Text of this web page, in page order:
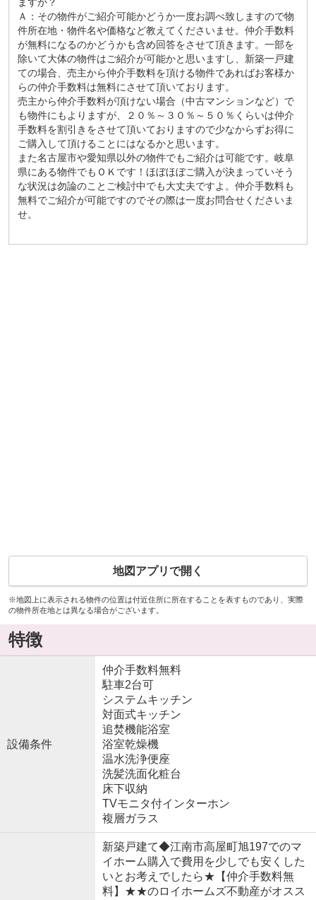
ますか？
Ａ：その物件がご紹介可能かどうか一度お調べ致しますので物
件所在地・物件名や価格など教えてくださいませ。仲介手数料
が無料になるのかどうかも含め回答をさせて頂きます。一部を
除いて大体の物件はご紹介が可能かと思いますし、新築一戸建
ての場合、売主から仲介手数料を頂ける物件であればお客様か
らの仲介手数料は無料にさせて頂いております。
売主から仲介手数料が頂けない場合（中古マンションなど）で
も物件にもよりますが、２０％～３０％～５０％くらいは仲介
手数料を割引きをさせて頂いておりますので少なからずお得に
ご購入して頂けることにはなるかと思います。
また名古屋市や愛知県以外の物件でもご紹介は可能です。岐阜
県にある物件でもＯＫです！ほぼほぼご購入が決まっていそう
な状況は勿論のことご検討中でも大丈夫ですよ。仲介手数料も
無料でご紹介が可能ですのでその際は一度お問合せくださいま
せ。
地図アプリで開く
※地図上に表示される物件の位置は付近住所に所在することを表すものであり、実際
の物件所在地とは異なる場合がございます。
特徴
設備条件
仲介手数料無料
駐車2台可
システムキッチン
対面式キッチン
追焚機能浴室
浴室乾燥機
温水洗浄便座
洗髪洗面化粧台
床下収納
TVモニタ付インターホン
複層ガラス
新築戸建て◆江南市高屋町旭197でのマ
イホーム購入で費用を少しでも安くした
いとお考えでしたら★【仲介手数料無
料】★★のロイホームズ不動産がオスス